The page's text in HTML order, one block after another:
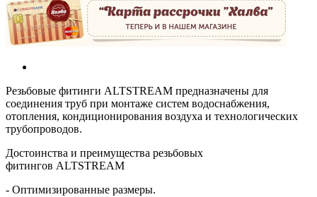
Резьбовые фитинги ALTSTREAM предназначены для
соединения труб при монтаже систем водоснабжения,
отопления, кондиционирования воздуха и технологических
трубопроводов.
Достоинства и преимущества резьбовых
фитингов ALTSTREAM
- Оптимизированные размеры.